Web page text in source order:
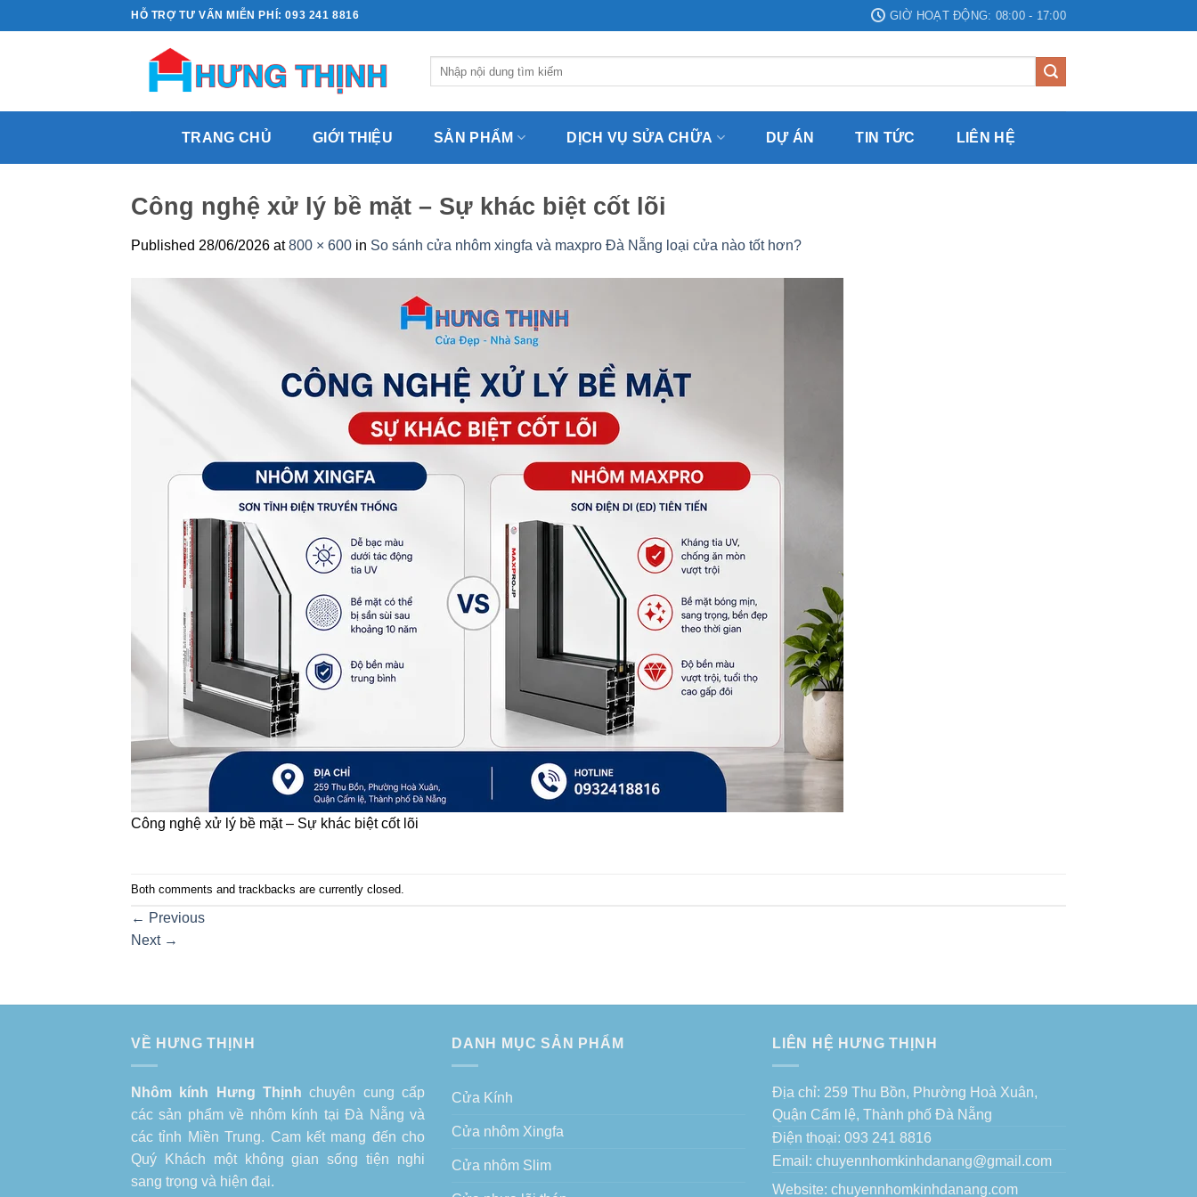
to
HỖ TRỢ TƯ VẤN MIỄN PHÍ: 093 241 8816 GIỜ HOẠT ĐỘNG: 08:00 - 17:00
kiếm:
TRANG CHỦ GIỚI THIỆU SẢN PHẨM DỊCH VỤ SỬA CHỮA DỰ ÁN TIN TỨC LIÊN HỆ
Công nghệ xử lý bề mặt – Sự khác biệt cốt lõi
Published 28/06/2026 at800 × 600 in So sánh cửa nhôm xingfa và maxpro Đà Nẵng loại cửa nào tốt hơn?
Công nghệ xử lý bề mặt – Sự khác biệt cốt lõi
Both comments and trackbacks are currently closed.
← Previous
Next →
VỀ HƯNG THỊNH
Nhôm kính Hưng Thịnh chuyên cung cấp
các sản phẩm về nhôm kính tại Đà Nẵng và
các tỉnh Miền Trung. Cam kết mang đến cho
Quý Khách một không gian sống tiện nghi
sang trọng và hiện đại.
DANH MỤC SẢN PHẨM
Cửa Kính
Cửa nhôm Xingfa
Cửa nhôm Slim
LIÊN HỆ HƯNG THỊNH
Địa chỉ: 259 Thu Bồn, Phường Hoà Xuân,
Quận Cẩm lệ, Thành phố Đà Nẵng
Điện thoại: 093 241 8816
Email: chuyennhomkinhdanang@gmail.com
Website: chuyennhomkinhdanang.com